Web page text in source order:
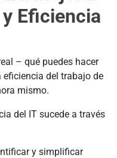
Eficiencia
– qué puedes hacer
del trabajo de
mismo.
del IT sucede a través
y simplificar